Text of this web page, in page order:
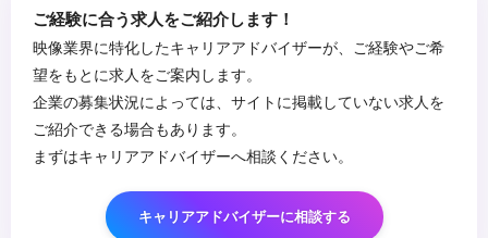
・Houdini、Blenderを活用したプロシージャルな制作手法の知識の
・スクリプト、シェーダーの知識がある方
・リグセットアップの経験
ご経験に合う求人をご紹介します！
映像業界に特化したキャリアアドバイザーが、ご経験やご希
望をもとに求人をご案内します。
企業の募集状況によっては、サイトに掲載していない求人を
ご紹介できる場合もあります。
まずはキャリアアドバイザーへ相談ください。
キャリアアドバイザーに相談する